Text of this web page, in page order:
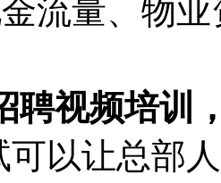
流量、物
聘视频培训
以让总部